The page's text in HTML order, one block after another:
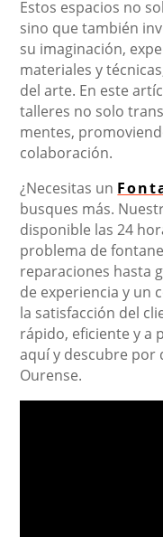
Estos espacios no
sino que también
su imaginación,
materiales y
del arte. En este
talleres no solo
mentes,
colaboración.
¿Necesitas un
busques más.
disponible las 24
problema de
reparaciones hasta
de experiencia y un
la satisfacción del
rápido, eficiente y a
aquí y descubre por
Ourense.